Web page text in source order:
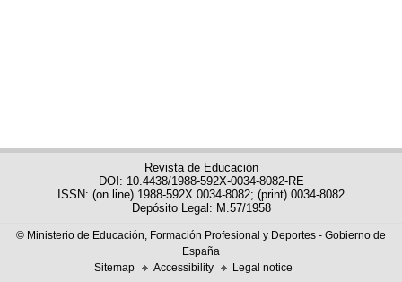
Revista de Educación
DOI: 10.4438/1988-592X-0034-8082-RE
ISSN: (on line) 1988-592X 0034-8082; (print) 0034-8082
Depósito Legal: M.57/1958
© Ministerio de Educación, Formación Profesional y Deportes - Gobierno de
España
Sitemap
Accessibility Legal notice